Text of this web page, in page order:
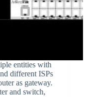
entities with
different ISPs
as gateway.
and switch,